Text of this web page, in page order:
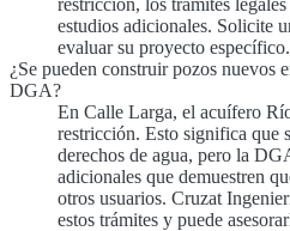
restricción, los trámites
estudios adicionales. Solicite
evaluar su proyecto específico.
¿Se pueden construir pozos nuevos
DGA?
En Calle Larga, el acuífero
restricción. Esto significa que
derechos de agua, pero la
adicionales que demuestren
otros usuarios. Cruzat
estos trámites y puede